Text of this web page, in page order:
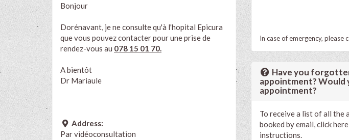
Bonjour
Dorénavant, je ne consulte qu'à l'hopital Epicura
que vous pouvez contacter pour une prise de
rendez-vous au 078 15 01 70.
A bientôt
Dr Mariaule
Address:
Par vidéoconsultation
In case of emergency, please
Have you
appointment? Would
appointment?
To receive a list of all the
booked by email, click
instructions.